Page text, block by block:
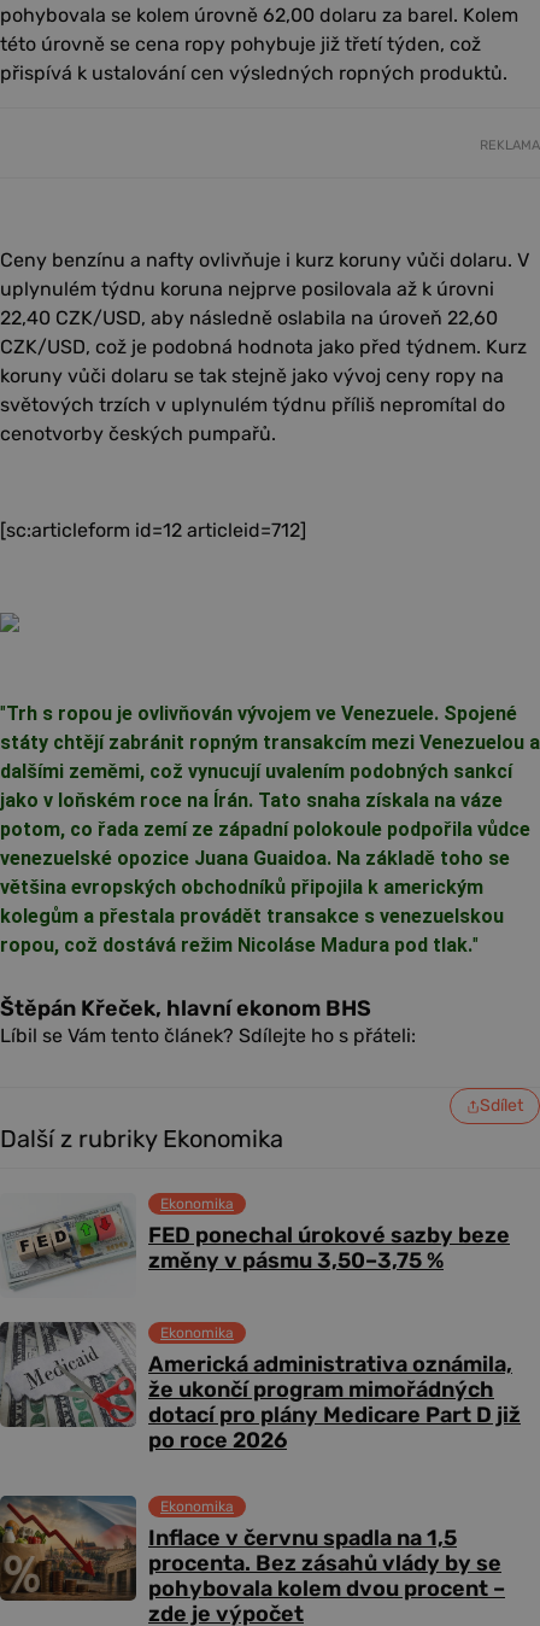
pohybovala se kolem úrovně 62,00 dolaru za barel. Kolem
této úrovně se cena ropy pohybuje již třetí týden, což
přispívá k ustalování cen výsledných ropných produktů.
REKLAMA
Ceny benzínu a nafty ovlivňuje i kurz koruny vůči dolaru. V
uplynulém týdnu koruna nejprve posilovala až k úrovni
22,40 CZK/USD, aby následně oslabila na úroveň 22,60
CZK/USD, což je podobná hodnota jako před týdnem. Kurz
koruny vůči dolaru se tak stejně jako vývoj ceny ropy na
světových trzích v uplynulém týdnu příliš nepromítal do
cenotvorby českých pumpařů.
[sc:articleform id=12 articleid=712]
"Trh s ropou je ovlivňován vývojem ve Venezuele. Spojené
státy chtějí zabránit ropným transakcím mezi Venezuelou a
dalšími zeměmi, což vynucují uvalením podobných sankcí
jako v loňském roce na Írán. Tato snaha získala na váze
potom, co řada zemí ze západní polokoule podpořila vůdce
venezuelské opozice Juana Guaidoa. Na základě toho se
většina evropských obchodníků připojila k americkým
kolegům a přestala provádět transakce s venezuelskou
ropou, což dostává režim Nicoláse Madura pod tlak."
Štěpán Křeček, hlavní ekonom BHS
Líbil se Vám tento článek? Sdílejte ho s přáteli:
Sdílet
Další z rubriky Ekonomika
FED ponechal úrokové sazby beze
změny v pásmu 3,50–3,75 %
Ekonomika
Americká administrativa oznámila,
že ukončí program mimořádných
dotací pro plány Medicare Part D již
po roce 2026
Ekonomika
Inflace v červnu spadla na 1,5
procenta. Bez zásahů vlády by se
pohybovala kolem dvou procent –
zde je výpočet
Ekonomika